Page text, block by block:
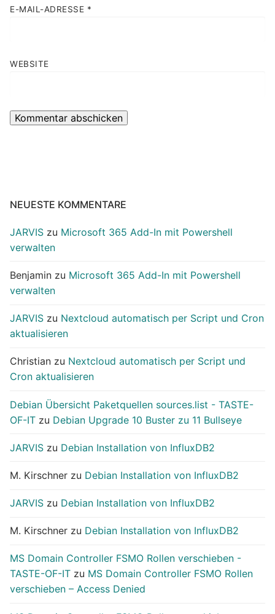
E-MAIL-ADRESSE *
WEBSITE
NEUESTE KOMMENTARE
JARVIS zu Microsoft 365 Add-In mit Powershell
verwalten
Benjamin zu Microsoft 365 Add-In mit Powershell
verwalten
JARVIS zu Nextcloud automatisch per Script und Cron
aktualisieren
Christian zu Nextcloud automatisch per Script und
Cron aktualisieren
Debian Übersicht Paketquellen sources.list - TASTE-
OF-IT zu Debian Upgrade 10 Buster zu 11 Bullseye
JARVIS zu Debian Installation von InfluxDB2
M. Kirschner zu Debian Installation von InfluxDB2
JARVIS zu Debian Installation von InfluxDB2
M. Kirschner zu Debian Installation von InfluxDB2
MS Domain Controller FSMO Rollen verschieben -
TASTE-OF-IT zu MS Domain Controller FSMO Rollen
verschieben – Access Denied